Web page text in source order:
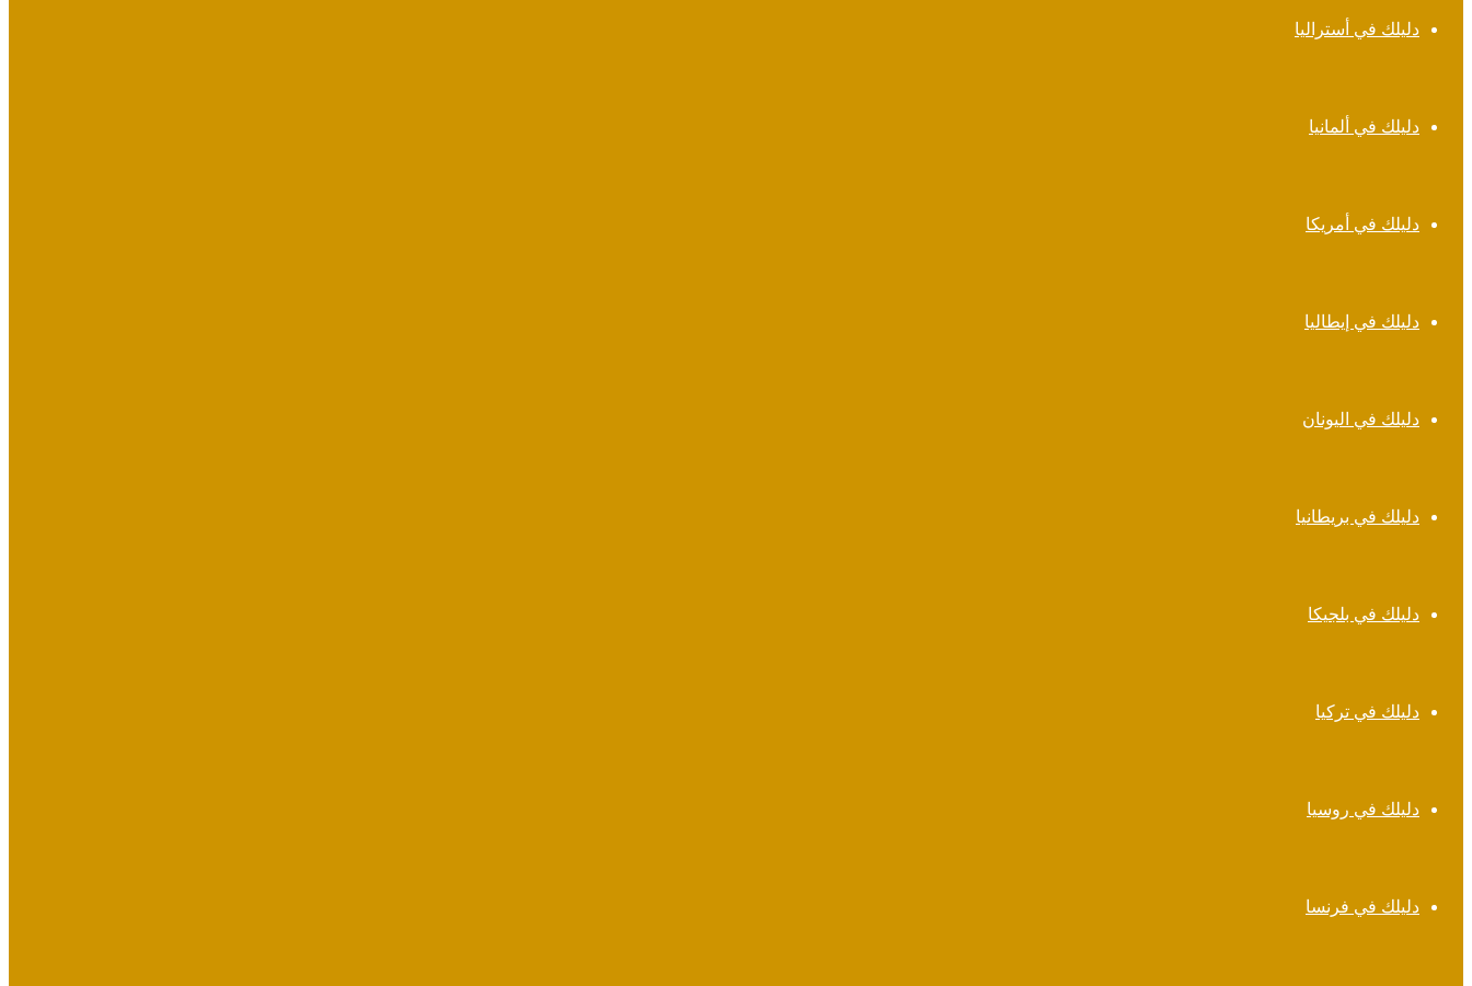
دليلك في أستراليا
دليلك في ألمانيا
دليلك في أمريكا
دليلك في إيطاليا
دليلك في اليونان
دليلك في بريطانيا
دليلك في بلجيكا
دليلك في تركيا
دليلك في روسيا
دليلك في فرنسا